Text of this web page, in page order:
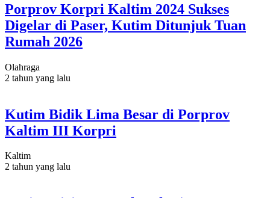
Porprov Korpri Kaltim 2024 Sukses
Digelar di Paser, Kutim Ditunjuk Tuan
Rumah 2026
Olahraga
2 tahun yang lalu
Kutim Bidik Lima Besar di Porprov
Kaltim III Korpri
Kaltim
2 tahun yang lalu